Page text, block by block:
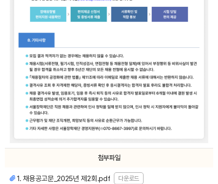
첨부파일
1. 채용공고문_2025년 제2회.pdf 다운로드